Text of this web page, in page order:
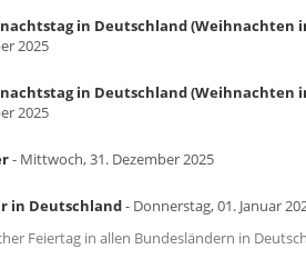
in Deutschland (Weihnachten
2025
in Deutschland (Weihnachten
2025
- Mittwoch, 31. Dezember 2025
in Deutschland- Donnerstag, 01. Januar
Feiertag in allen Bundesländern in